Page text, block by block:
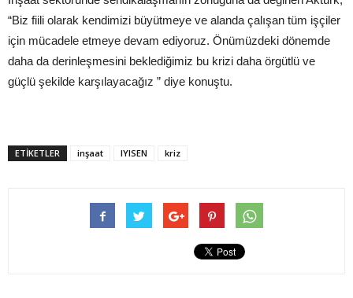
“Biz fiili olarak kendimizi büyütmeye ve alanda çalışan tüm işçiler
için mücadele etmeye devam ediyoruz. Önümüzdeki dönemde
daha da derinleşmesini beklediğimiz bu krizi daha örgütlü ve
güçlü şekilde karşılayacağız ” diye konuştu.
ETIKETLER inşaat IYISEN kriz